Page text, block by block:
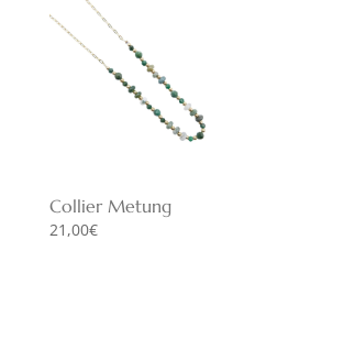
Collier Metung
21,00€